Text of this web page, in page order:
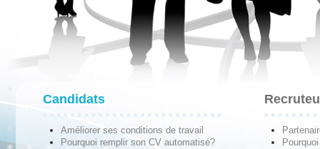
Candidats
Améliorer ses conditions de travail
Pourquoi remplir son CV automatisé?